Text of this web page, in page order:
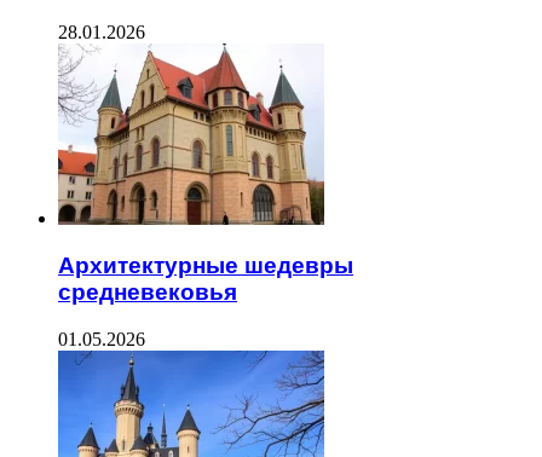
28.01.2026
Архитектурные шедевры
средневековья
01.05.2026